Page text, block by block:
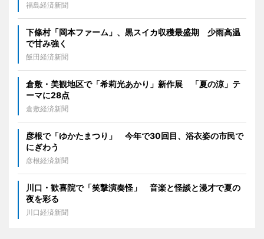
福島経済新聞
下條村「岡本ファーム」、黒スイカ収穫最盛期 少雨高温
で甘み強く
飯田経済新聞
倉敷・美観地区で「希莉光あかり」新作展 「夏の涼」テ
ーマに28点
倉敷経済新聞
彦根で「ゆかたまつり」 今年で30回目、浴衣姿の市民で
にぎわう
彦根経済新聞
川口・歓喜院で「笑撃演奏怪」 音楽と怪談と漫才で夏の
夜を彩る
川口経済新聞